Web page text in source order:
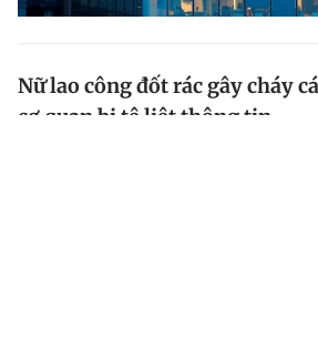
Nữ lao công đốt rác gây cháy
cơ quan bị tê liệt thông tin